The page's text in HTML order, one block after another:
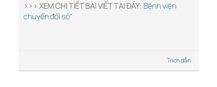
>>> XEM CHI TIẾT BÀI VIẾT TẠI ĐÂY: Bệnh viện
chuyển đổi số“
Trích dẫn